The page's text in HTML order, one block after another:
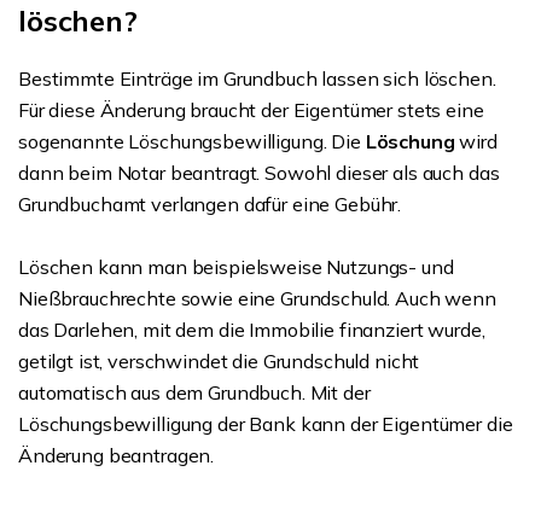
löschen?
Bestimmte Einträge im Grundbuch lassen sich löschen.
Für diese Änderung braucht der Eigentümer stets eine
sogenannte Löschungsbewilligung. Die Löschungwird
dann beim Notar beantragt. Sowohl dieser als auch das
Grundbuchamt verlangen dafür eine Gebühr.
Löschen kann man beispielsweise Nutzungs- und
Nießbrauchrechte sowie eine Grundschuld. Auch wenn
das Darlehen, mit dem die Immobilie finanziert wurde,
getilgt ist, verschwindet die Grundschuld nicht
automatisch aus dem Grundbuch. Mit der
Löschungsbewilligung der Bank kann der Eigentümer die
Änderung beantragen.